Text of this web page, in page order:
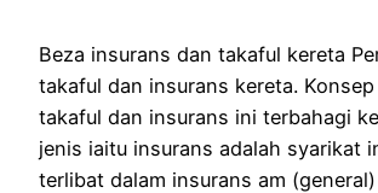
Beza insurans dan takaful kereta
takaful dan insurans kereta.
takaful dan insurans ini terbahagi
jenis iaitu insurans adalah syarikat
terlibat dalam insurans am